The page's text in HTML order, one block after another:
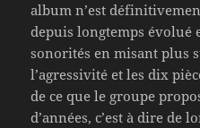
album n’est
depuis longtemps évolué
sonorités en misant plus
l’agressivité et les dix
de ce que le groupe
d’années, c’est à dire de